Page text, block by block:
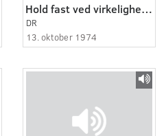
Hold fast ved virkeligheden
DR
13. oktober 1974